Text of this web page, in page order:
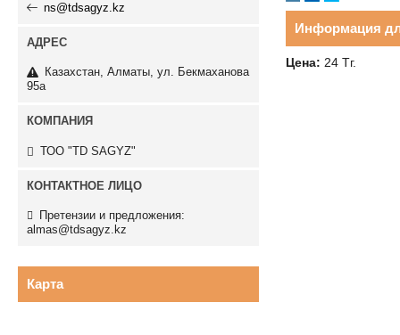
Информация
Цена: 24 Тг.
ns@tdsagyz.kz
Казахстан Алматы ул. Бекмаханова
95а
ТОО "TD SAGYZ"
Претензии и предложения:
almas@tdsagyz.kz
Карта